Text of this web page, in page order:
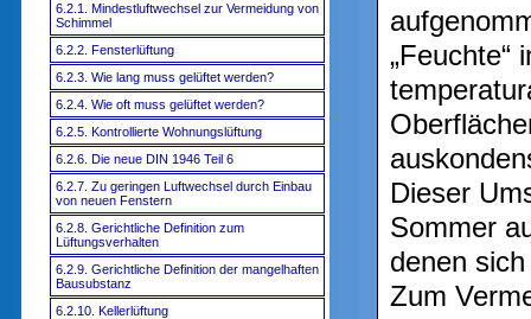
6.2.1. Mindestluftwechsel zur Vermeidung von
Schimmel
6.2.2. Fensterlüftung
6.2.3. Wie lang muss gelüftet werden?
6.2.4. Wie oft muss gelüftet werden?
6.2.5. Kontrollierte Wohnungslüftung
6.2.6. Die neue DIN 1946 Teil 6
6.2.7. Zu geringen Luftwechsel durch Einbau
von neuen Fenstern
6.2.8. Gerichtliche Definition zum
Lüftungsverhalten
6.2.9. Gerichtliche Definition der mangelhaften
Bausubstanz
6.2.10. Kellerlüftung
„Feuchte“
Dieser
Sommer
denen
Zum